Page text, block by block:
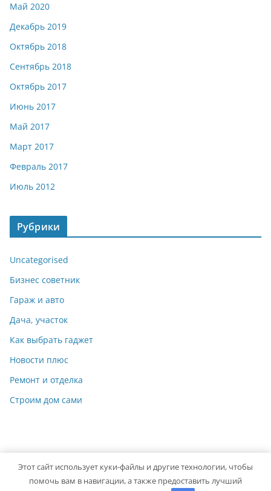
Май 2020
Декабрь 2019
Октябрь 2018
Сентябрь 2018
Октябрь 2017
Июнь 2017
Май 2017
Март 2017
Февраль 2017
Июль 2012
Рубрики
Uncategorised
Бизнес советник
Гараж и авто
Дача, участок
Как выбрать гаджет
Новости плюс
Ремонт и отделка
Строим дом сами
Copyright © 2026 Мастер на Все Руки. Powered byColorMag
Этот сайт использует куки-файлы и другие технологии, чтобы
помочь вам в навигации, а также предоставить лучший